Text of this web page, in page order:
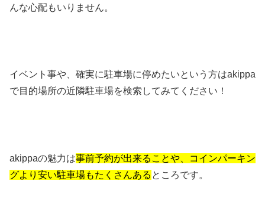
んな心配もいりません。
イベント事や、確実に駐車場に停めたいという方はakippa
で目的場所の近隣駐車場を検索してみてください！
akippaの魅力は事前予約が出来ることや、コインパーキン
グより安い駐車場もたくさんある ところです。